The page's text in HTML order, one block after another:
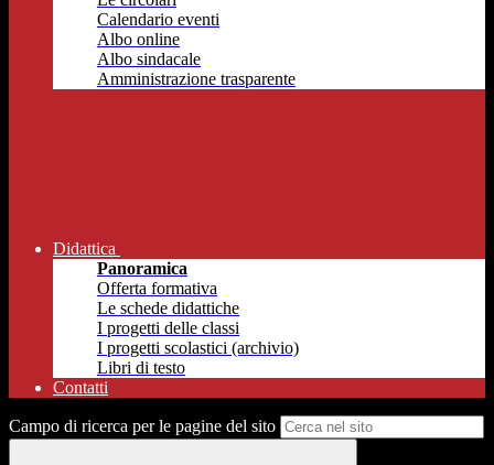
Calendario eventi
Albo online
Albo sindacale
Amministrazione trasparente
Didattica
Panoramica
Offerta formativa
Le schede didattiche
I progetti delle classi
I progetti scolastici (archivio)
Libri di testo
Contatti
Campo di ricerca per le pagine del sito